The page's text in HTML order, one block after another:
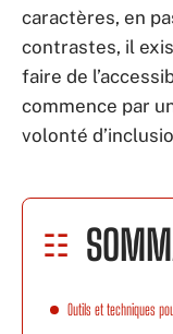
caractères, en
contrastes, il
faire de
commence par
volonté
Outils et techniques